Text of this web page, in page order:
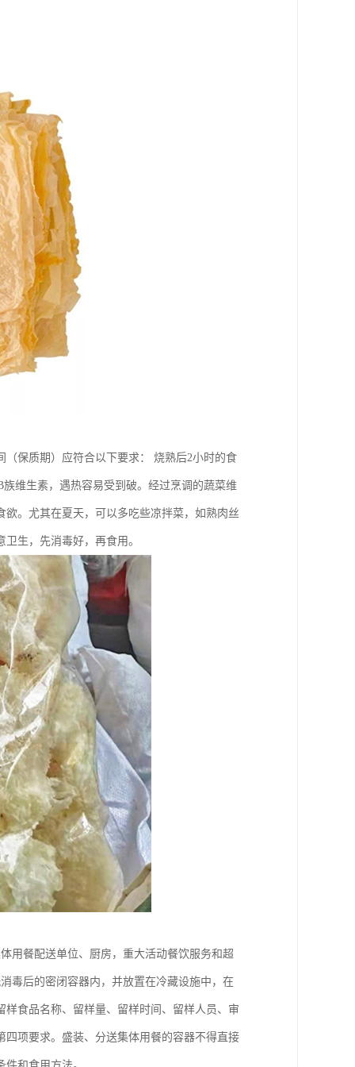
保质期）应符合以下要求： 烧熟后2小时的食
维生素，遇热容易受到破。经过烹调的蔬菜维
。尤其在夏天，可以多吃些凉拌菜，如熟肉丝
生，先消毒好，再食用。
用餐配送单位、厨房，重大活动餐饮服务和超
毒后的密闭容器内，并放置在冷藏设施中，在
食品名称、留样量、留样时间、留样人员、审
项要求。盛装、分送集体用餐的容器不得直接